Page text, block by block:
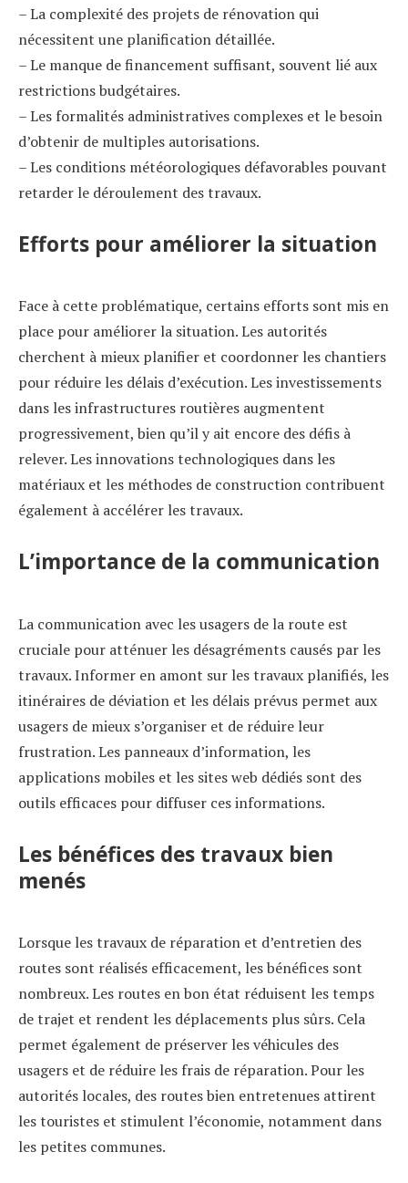
– La complexité des projets de rénovation qui
nécessitent une planification détaillée.
– Le manque de financement suffisant, souvent lié aux
restrictions budgétaires.
– Les formalités administratives complexes et le besoin
d’obtenir de multiples autorisations.
– Les conditions météorologiques défavorables pouvant
retarder le déroulement des travaux.
Efforts pour améliorer la situation
Face à cette problématique, certains efforts sont mis en
place pour améliorer la situation. Les autorités
cherchent à mieux planifier et coordonner les chantiers
pour réduire les délais d’exécution. Les investissements
dans les infrastructures routières augmentent
progressivement, bien qu’il y ait encore des défis à
relever. Les innovations technologiques dans les
matériaux et les méthodes de construction contribuent
également à accélérer les travaux.
L’importance de la communication
La communication avec les usagers de la route est
cruciale pour atténuer les désagréments causés par les
travaux. Informer en amont sur les travaux planifiés, les
itinéraires de déviation et les délais prévus permet aux
usagers de mieux s’organiser et de réduire leur
frustration. Les panneaux d’information, les
applications mobiles et les sites web dédiés sont des
outils efficaces pour diffuser ces informations.
Les bénéfices des travaux bien
menés
Lorsque les travaux de réparation et d’entretien des
routes sont réalisés efficacement, les bénéfices sont
nombreux. Les routes en bon état réduisent les temps
de trajet et rendent les déplacements plus sûrs. Cela
permet également de préserver les véhicules des
usagers et de réduire les frais de réparation. Pour les
autorités locales, des routes bien entretenues attirent
les touristes et stimulent l’économie, notamment dans
les petites communes.